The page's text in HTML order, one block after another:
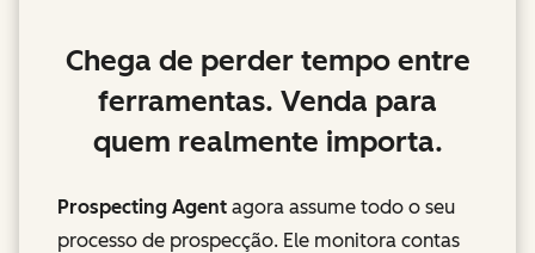
Chega de perder tempo entre
ferramentas. Venda para
quem realmente importa.
Prospecting Agent agora assume todo o seu
processo de prospecção. Ele monitora contas